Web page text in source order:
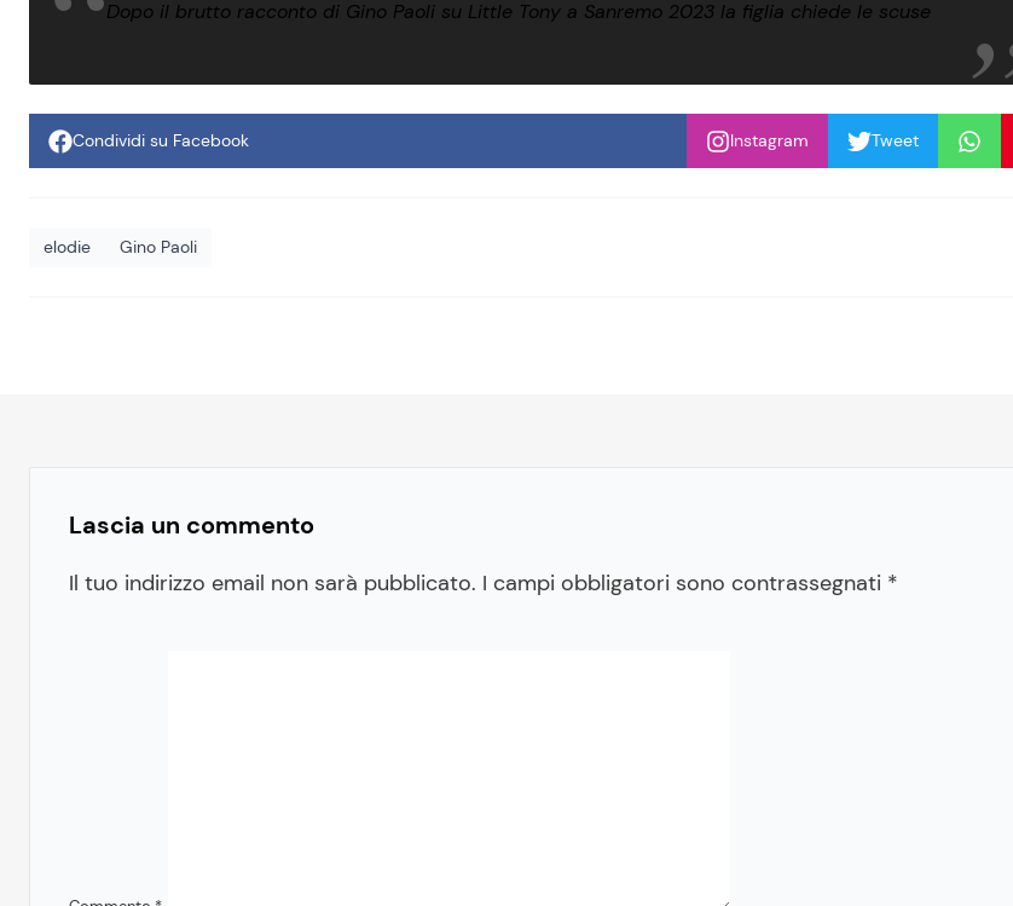
Dopo il brutto racconto di Gino Paoli su Little Tony a Sanremo 2023 la figlia chiede le scuse
Condividi su Facebook Instagram Tweet
elodie Gino Paoli
Lascia un commento
Il tuo indirizzo email non sarà pubblicato. I campi obbligatori sono contrassegnati *